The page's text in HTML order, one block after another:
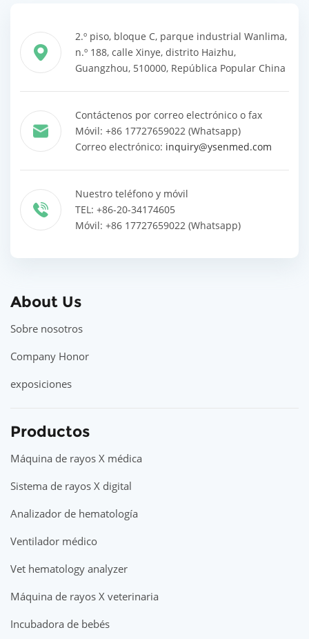
2.º piso, bloque C, parque industrial Wanlima,
n.º 188, calle Xinye, distrito Haizhu,
Guangzhou, 510000, República Popular China
Contáctenos por correo electrónico o fax
Móvil: +86 17727659022 (Whatsapp)
Correo electrónico: inquiry@ysenmed.com
Nuestro teléfono y móvil
TEL: +86-20-34174605
Móvil: +86 17727659022 (Whatsapp)
About Us
Sobre nosotros
Company Honor
exposiciones
Productos
Máquina de rayos X médica
Sistema de rayos X digital
Analizador de hematología
Ventilador médico
Vet hematology analyzer
Máquina de rayos X veterinaria
Incubadora de bebés